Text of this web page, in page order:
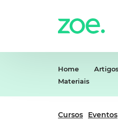
Home
Materiais
Cursos Eventos